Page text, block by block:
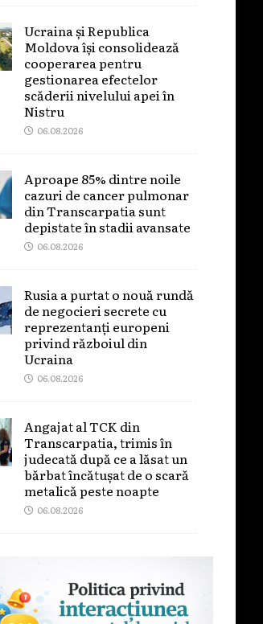
Ucraina și Republica
Moldova își consolidează
cooperarea pentru
gestionarea efectelor
scăderii nivelului apei în
Nistru
06.08.2026
Aproape 85% dintre noile
cazuri de cancer pulmonar
din Transcarpatia sunt
depistate în stadii avansate
06.08.2026
Rusia a purtat o nouă rundă
de negocieri secrete cu
reprezentanți europeni
privind războiul din
Ucraina
06.08.2026
Angajat al TCK din
Transcarpatia, trimis în
judecată după ce a lăsat un
bărbat încătușat de o scară
metalică peste noapte
06.08.2026